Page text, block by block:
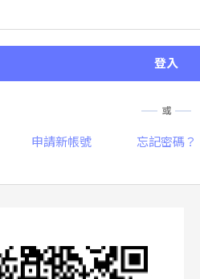
登入
或
申請新帳號 忘記密碼？